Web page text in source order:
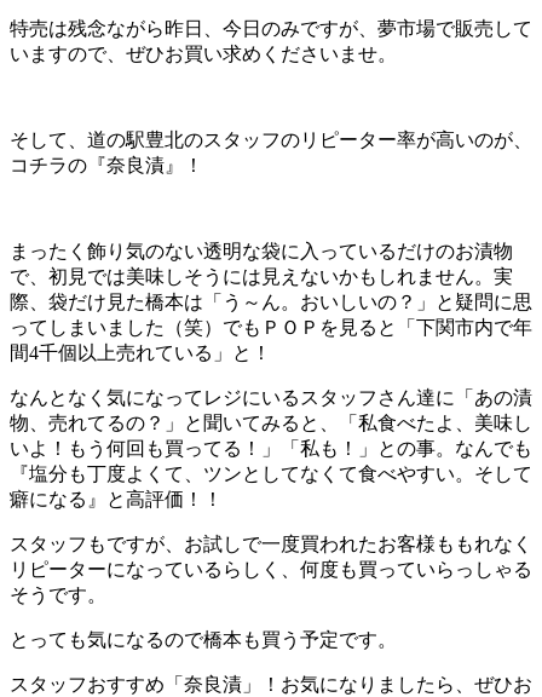
特売は残念ながら昨日、今日のみですが、夢市場で販売して
いますので、ぜひお買い求めくださいませ。
そして、道の駅豊北のスタッフのリピーター率が高いのが、
コチラの『奈良漬』！
まったく飾り気のない透明な袋に入っているだけのお漬物
で、初見では美味しそうには見えないかもしれません。実
際、袋だけ見た橋本は「う～ん。おいしいの？」と疑問に思
ってしまいました（笑）でもＰＯＰを見ると「下関市内で年
間4千個以上売れている」と！
なんとなく気になってレジにいるスタッフさん達に「あの漬
物、売れてるの？」と聞いてみると、「私食べたよ、美味し
いよ！もう何回も買ってる！」「私も！」との事。なんでも
『塩分も丁度よくて、ツンとしてなくて食べやすい。そして
癖になる』と高評価！！
スタッフもですが、お試しで一度買われたお客様ももれなく
リピーターになっているらしく、何度も買っていらっしゃる
そうです。
とっても気になるので橋本も買う予定です。
スタッフおすすめ「奈良漬」！お気になりましたら、ぜひお